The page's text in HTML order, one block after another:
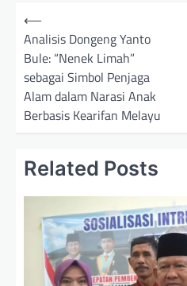
N
a
⟵
Analisis Dongeng Yanto
Bule: “Nenek Limah”
sebagai Simbol Penjaga
Alam dalam Narasi Anak
Berbasis Kearifan Melayu
Related Posts